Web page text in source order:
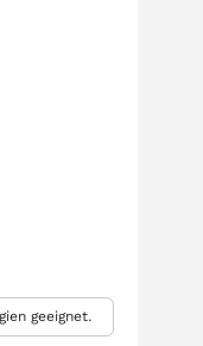
geeignet.